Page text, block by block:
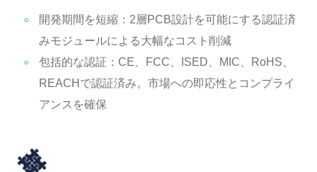
開発期間を短縮：2層PCB設計を可能にする認証済
みモジュールによる大幅なコスト削減
包括的な認証：CE、FCC、ISED、MIC、RoHS、
REACHで認証済み。市場への即応性とコンプライ
アンスを確保